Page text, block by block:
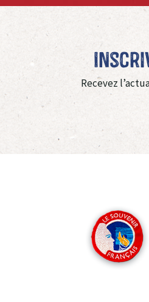
Recevez